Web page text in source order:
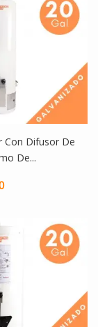
Con Difusor De
De...